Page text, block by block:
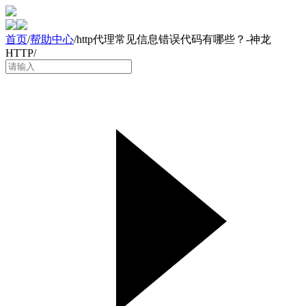
首页/帮助中心/http代理常见信息错误代码有哪些？-神龙
HTTP/